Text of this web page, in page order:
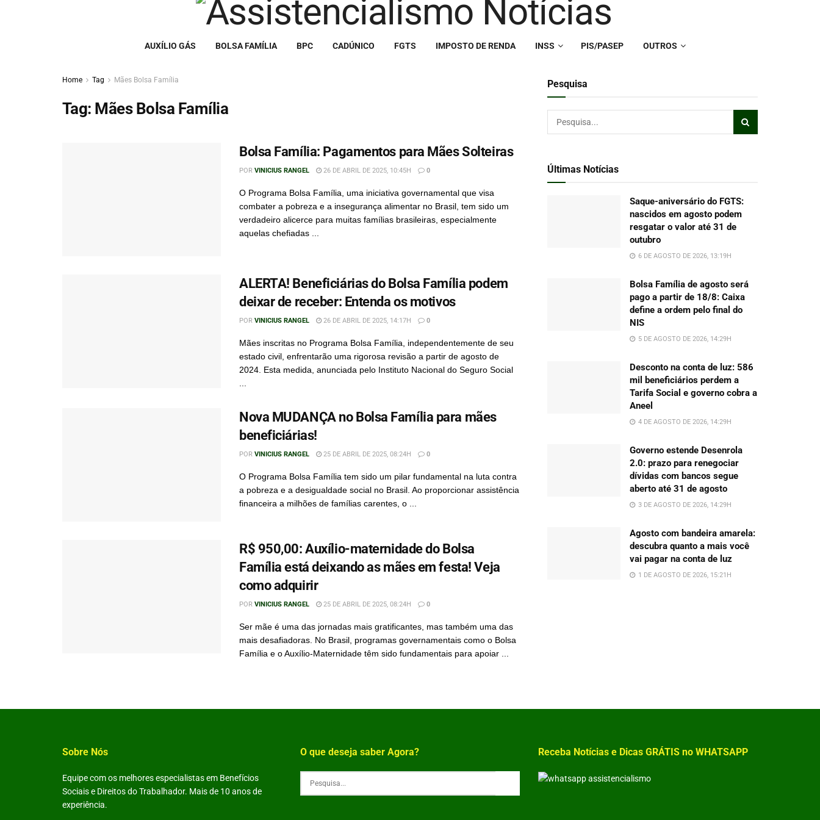
AUXÍLIO GÁS BOLSA FAMÍLIA BPC CADÚNICO FGTS IMPOSTO DE RENDA INSS PIS/PASEP OUTROS
Home Tag Mães Bolsa Família
Tag: Mães Bolsa Família
Bolsa Família: Pagamentos para Mães Solteiras
POR VINICIUS RANGEL 26 DE ABRIL DE 2025, 10:45H 0
O Programa Bolsa Família, uma iniciativa governamental que visa
combater a pobreza e a insegurança alimentar no Brasil, tem sido um
verdadeiro alicerce para muitas famílias brasileiras, especialmente
aquelas chefiadas ...
ALERTA! Beneficiárias do Bolsa Família podem
deixar de receber: Entenda os motivos
POR VINICIUS RANGEL 26 DE ABRIL DE 2025, 14:17H 0
Mães inscritas no Programa Bolsa Família, independentemente de seu
estado civil, enfrentarão uma rigorosa revisão a partir de agosto de
2024. Esta medida, anunciada pelo Instituto Nacional do Seguro Social
Nova MUDANÇA no Bolsa Família para mães
beneficiárias!
POR VINICIUS RANGEL 25 DE ABRIL DE 2025, 08:24H 0
O Programa Bolsa Família tem sido um pilar fundamental na luta contra
a pobreza e a desigualdade social no Brasil. Ao proporcionar assistência
financeira a milhões de famílias carentes, o ...
R$ 950,00: Auxílio-maternidade do Bolsa
Família está deixando as mães em festa! Veja
como adquirir
POR VINICIUS RANGEL 25 DE ABRIL DE 2025, 08:24H 0
Ser mãe é uma das jornadas mais gratificantes, mas também uma das
mais desafiadoras. No Brasil, programas governamentais como o Bolsa
Família e o Auxílio-Maternidade têm sido fundamentais para apoiar ...
Pesquisa
Últimas Notícias
Saque-aniversário do FGTS:
nascidos em agosto podem
resgatar o valor até 31 de
outubro
6 DE AGOSTO DE 2026, 13:19H
Bolsa Família de agosto será
pago a partir de 18/8: Caixa
define a ordem pelo final do
NIS
5 DE AGOSTO DE 2026, 14:29H
Desconto na conta de luz: 586
mil beneficiários perdem a
Tarifa Social e governo cobra a
Aneel
4 DE AGOSTO DE 2026, 14:29H
Governo estende Desenrola
2.0: prazo para renegociar
dívidas com bancos segue
aberto até 31 de agosto
3 DE AGOSTO DE 2026, 14:29H
Agosto com bandeira amarela:
descubra quanto a mais você
vai pagar na conta de luz
1 DE AGOSTO DE 2026, 15:21H
Sobre Nós
Equipe com os melhores especialistas em Benefícios
Sociais e Direitos do Trabalhador. Mais de 10 anos de
experiência.
O que deseja saber Agora? Receba Notícias e Dicas GRÁTIS no WHATSAPP